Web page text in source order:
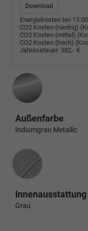
Download
Energiekosten bei
CO2 Kosten (niedrig)
CO2 Kosten (mittel)
CO2 Kosten (hoch)
Jahressteuer: 382,- €
Außenfarbe
Indiumgrau Metallic
Innenausstattung
Innenausstattung
Grau